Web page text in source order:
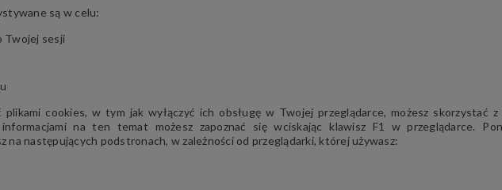
są w celu:
Twojej sesji
plikami cookies, w tym jak wyłączyć ich obsługę w Twojej przeglądarce, możesz skorzystać z
na ten temat możesz zapoznać się wciskając klawisz F1 w przeglądarce.
na następujących podstronach, w zależności od przeglądarki, której używasz: